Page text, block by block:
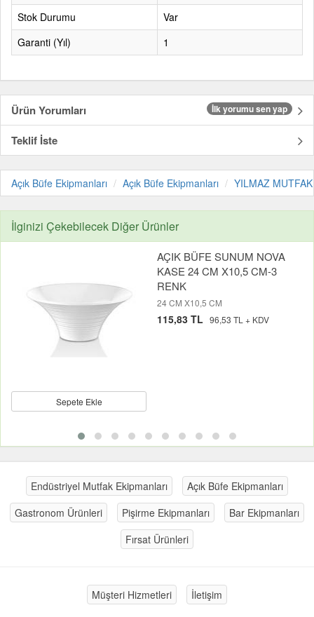
Stok Durumu
Var
Garanti (Yıl)
1
Ürün Yorumları İlk yorumu sen yap
Teklif İste
Açık Büfe Ekipmanları Açık Büfe Ekipmanları YILMAZ MUTFAK
İlginizi Çekebilecek Diğer Ürünler
Sepete Ekle
AÇIK BÜFE SUNUM NOVA
KASE 24 CM X10,5 CM-3
RENK
24 CM X10,5 CM
115,83 TL 96,53 TL + KDV
Endüstriyel Mutfak Ekipmanları
Açık Büfe Ekipmanları
Gastronom Ürünleri
Pişirme Ekipmanları
Bar Ekipmanları
Fırsat Ürünleri
Müşteri Hizmetleri İletişim